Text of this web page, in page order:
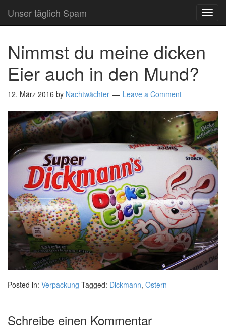
Unser täglich Spam
Nimmst du meine dicken
Eier auch in den Mund?
12. März 2016 by Nachtwächter Leave a Comment
Posted in: Verpackung Tagged: Dickmann, Ostern
Schreibe einen Kommentar